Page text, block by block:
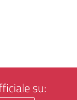
su: